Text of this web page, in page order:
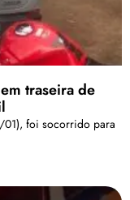
traseira de
01), foi socorrido para